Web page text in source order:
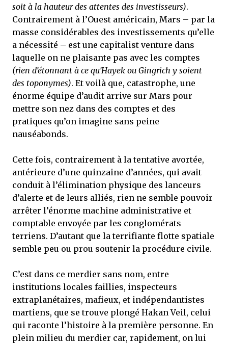
soit à la hauteur des attentes des investisseurs).
Contrairement à l’Ouest américain, Mars – par la
masse considérables des investissements qu’elle
a nécessité – est une capitalist venture dans
laquelle on ne plaisante pas avec les comptes
(rien d’étonnant à ce qu’Hayek ou Gingrich y soient
des toponymes). Et voilà que, catastrophe, une
énorme équipe d’audit arrive sur Mars pour
mettre son nez dans des comptes et des
pratiques qu’on imagine sans peine
nauséabonds.
Cette fois, contrairement à la tentative avortée,
antérieure d’une quinzaine d’années, qui avait
conduit à l’élimination physique des lanceurs
d’alerte et de leurs alliés, rien ne semble pouvoir
arrêter l’énorme machine administrative et
comptable envoyée par les conglomérats
terriens. D’autant que la terrifiante flotte spatiale
semble peu ou prou soutenir la procédure civile.
C’est dans ce merdier sans nom, entre
institutions locales faillies, inspecteurs
extraplanétaires, mafieux, et indépendantistes
martiens, que se trouve plongé Hakan Veil, celui
qui raconte l’histoire à la première personne. En
plein milieu du merdier car, rapidement, on lui